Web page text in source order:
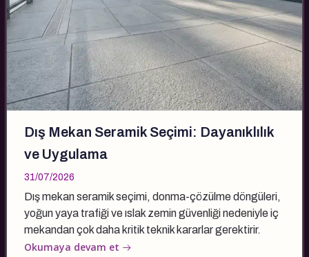
Dış Mekan Seramik Seçimi: Dayanıklılık
ve Uygulama
31/07/2026
Dış mekan seramik seçimi, donma-çözülme döngüleri,
yoğun yaya trafiği ve ıslak zemin güvenliği nedeniyle iç
mekandan çok daha kritik teknik kararlar gerektirir.
Okumaya devam et